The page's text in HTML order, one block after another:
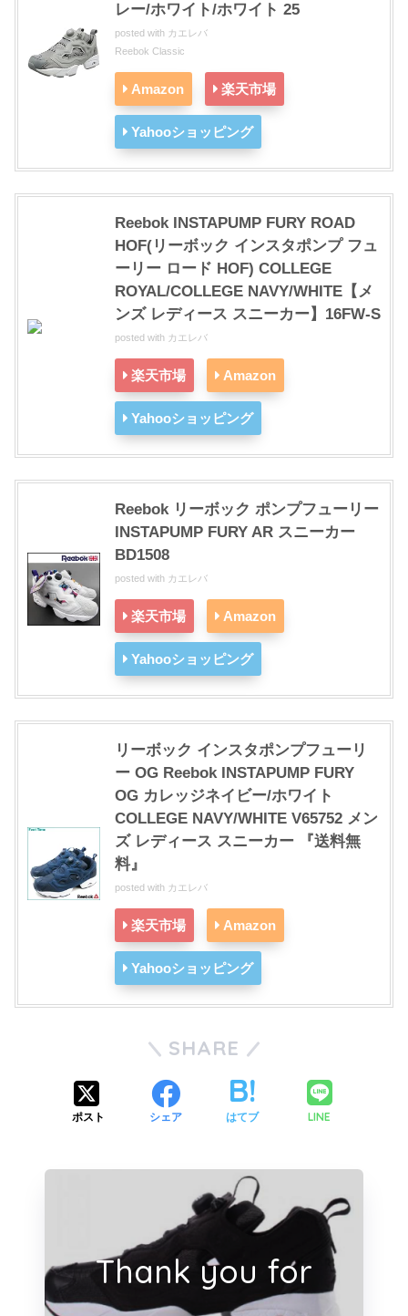
レー/ホワイト/ホワイト 25
posted with カエレバ
Reebok Classic
Amazon 楽天市場
Yahooショッピング
Reebok INSTAPUMP FURY ROAD
HOF(リーボック インスタポンプ フュ
ーリー ロード HOF) COLLEGE
ROYAL/COLLEGE NAVY/WHITE【メ
ンズ レディース スニーカー】16FW-S
posted with カエレバ
楽天市場 Amazon
Yahooショッピング
Reebok リーボック ポンプフューリー
INSTAPUMP FURY AR スニーカー
BD1508
posted with カエレバ
楽天市場 Amazon
Yahooショッピング
リーボック インスタポンプフューリ
ー OG Reebok INSTAPUMP FURY
OG カレッジネイビー/ホワイト
COLLEGE NAVY/WHITE V65752 メン
ズ レディース スニーカー 『送料無
料』
posted with カエレバ
楽天市場 Amazon
Yahooショッピング
SHARE
ポスト シェア はてブ LINE
Thank you for